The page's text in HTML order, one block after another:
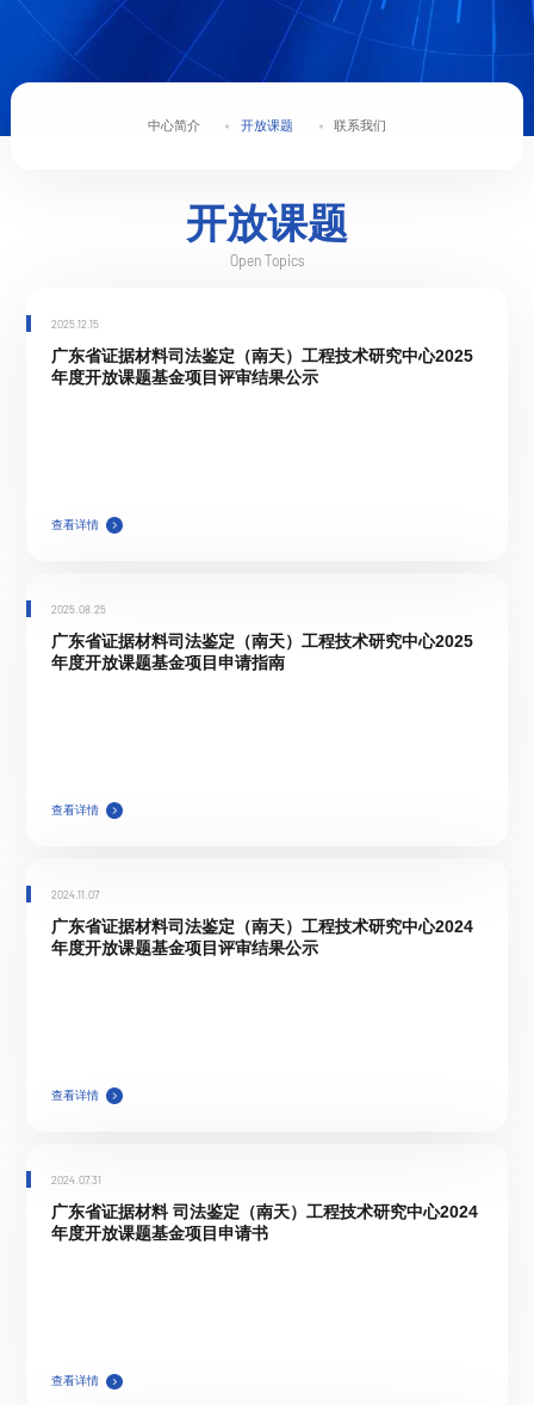
中心简介 开放课题 联系我们
开放课题
Open Topics
2025.12.15
广东省证据材料司法鉴定（南天）工程技术研究中心2025
年度开放课题基金项目评审结果公示
查看详情
2025.08.25
广东省证据材料司法鉴定（南天）工程技术研究中心2025
年度开放课题基金项目申请指南
查看详情
2024.11.07
广东省证据材料司法鉴定（南天）工程技术研究中心2024
年度开放课题基金项目评审结果公示
查看详情
2024.07.31
广东省证据材料 司法鉴定（南天）工程技术研究中心2024
年度开放课题基金项目申请书
查看详情